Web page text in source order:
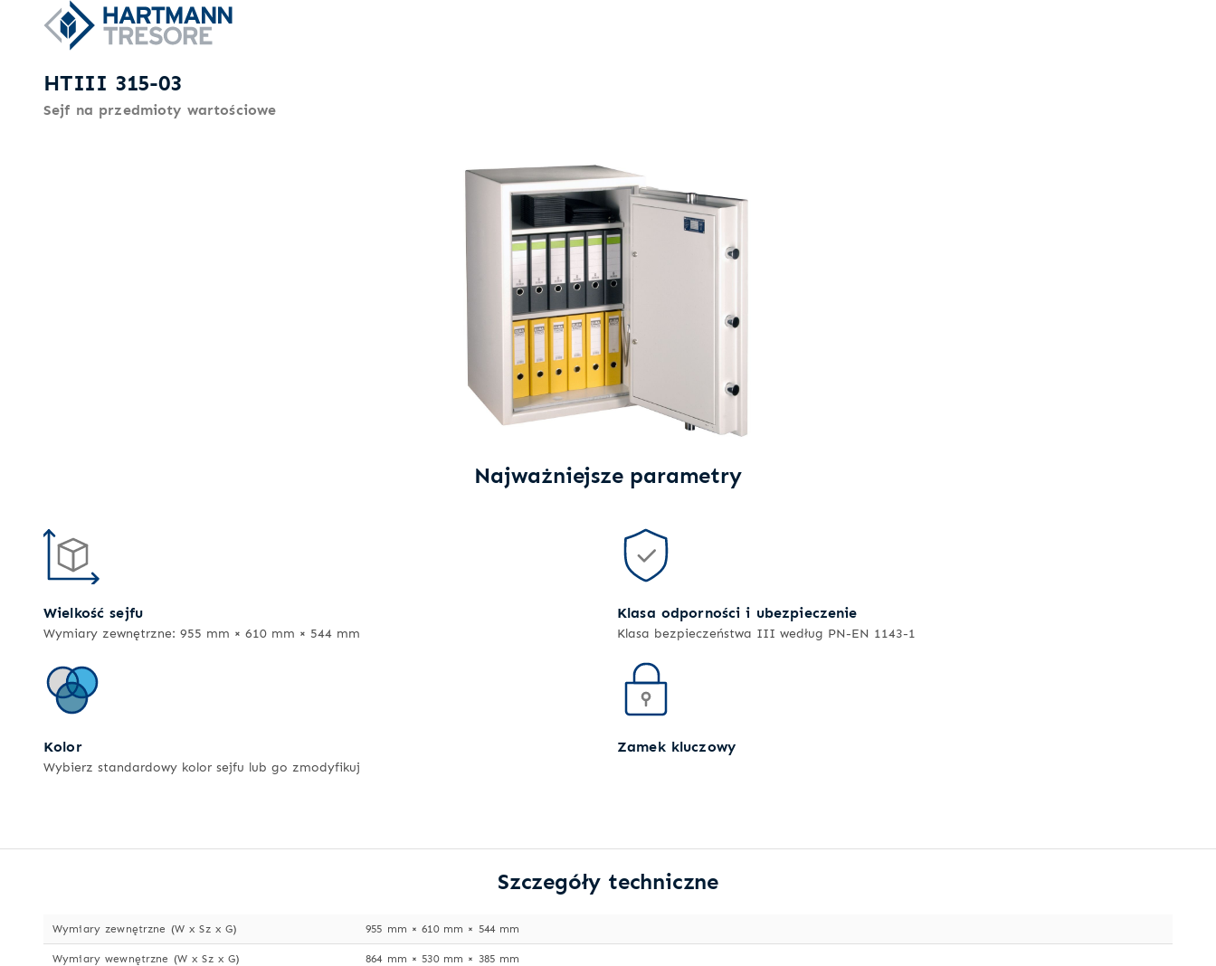
HTIII 315-03
Sejf na przedmioty wartościowe
Najważniejsze parametry
Wielkość sejfu
Wymiary zewnętrzne: 955 mm × 610 mm × 544 mm
Klasa odporności i ubezpieczenie
Klasa bezpieczeństwa III według PN-EN 1143-1
Kolor
Wybierz standardowy kolor sejfu lub go zmodyfikuj
Zamek kluczowy
Szczegóły techniczne
Wymiary zewnętrzne (W x Sz x G) 955 mm × 610 mm × 544 mm
Wymiary wewnętrzne (W x Sz x G) 864 mm × 530 mm × 385 mm